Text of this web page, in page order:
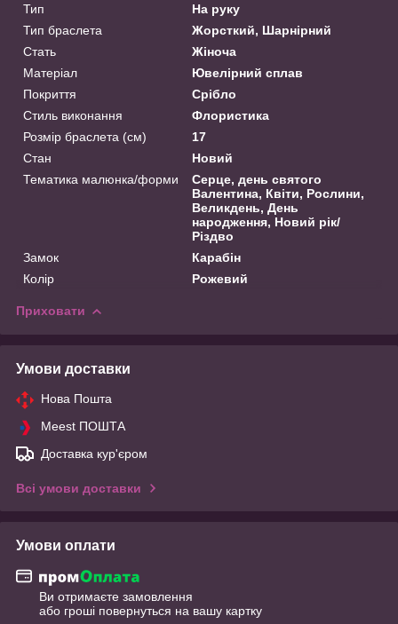
Тип
На руку
Тип браслета
Жорсткий, Шарнірний
Стать
Жіноча
Матеріал
Ювелірний сплав
Покриття
Срібло
Стиль виконання
Флористика
Розмір браслета (см)
17
Стан
Новий
Тематика малюнка/форми
Серце, день святого
Валентина, Квіти, Рослини,
Великдень, День
народження, Новий рік/
Різдво
Замок
Карабін
Колір
Рожевий
Приховати
Умови доставки
Нова Пошта
Meest ПОШТА
Доставка кур'єром
Всі умови доставки
Умови оплати
Ви отримаєте замовлення
або гроші повернуться на вашу картку